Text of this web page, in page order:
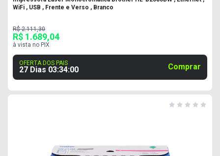
WiFi , USB , Frente e Verso , Branco
R$ 2.111,30
R$ 1.689,04
à vista no PIX
OFERTA DOS PAIS
27 Dias 03:33:59 Comprar